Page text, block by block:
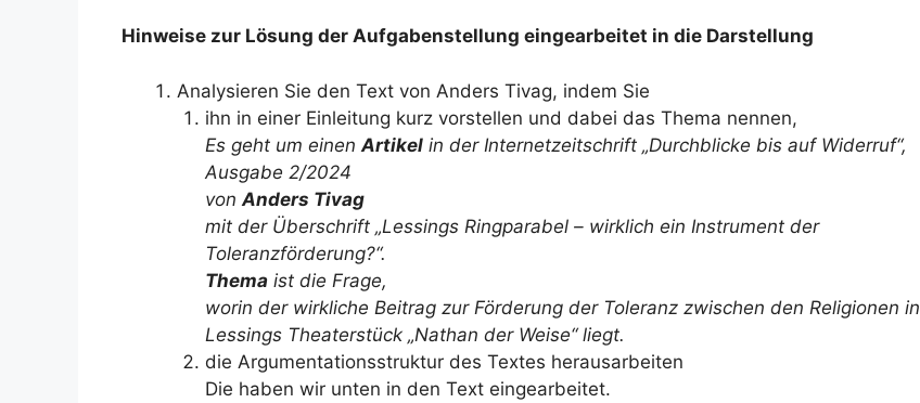
Hinweise zur Lösung der Aufgabenstellung eingearbeitet in die Darstellung
Analysieren Sie den Text von Anders Tivag, indem Sie
ihn in einer Einleitung kurz vorstellen und dabei das Thema nennen,
Es geht um einen Artikelin der Internetzeitschrift „Durchblicke bis auf Widerruf“,
Ausgabe 2/2024
von Anders Tivag
mit der Überschrift „Lessings Ringparabel – wirklich ein Instrument der
Toleranzförderung?“.
Themaist die Frage,
worin der wirkliche Beitrag zur Förderung der Toleranz zwischen den Religionen in
Lessings Theaterstück „Nathan der Weise“ liegt.
die Argumentationsstruktur des Textes herausarbeiten
Die haben wir unten in den Text eingearbeitet.